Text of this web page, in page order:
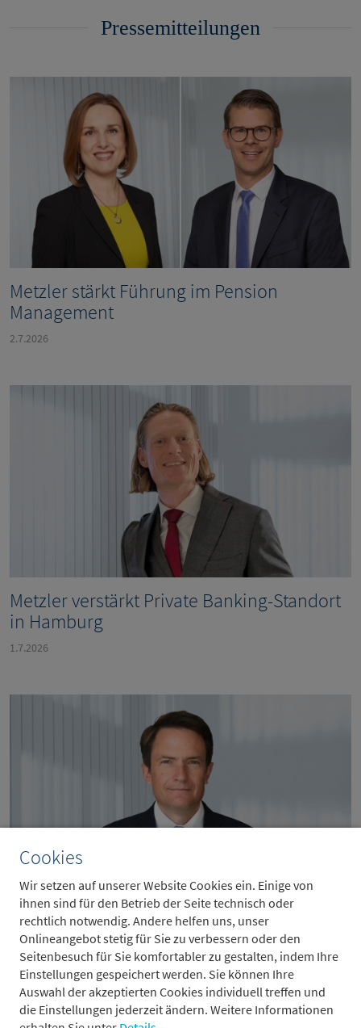
Cookies
Wir setzen auf unserer Website Cookies ein. Einige von
ihnen sind für den Betrieb der Seite technisch oder
rechtlich notwendig. Andere helfen uns, unser
Onlineangebot stetig für Sie zu verbessern oder den
Seitenbesuch für Sie komfortabler zu gestalten, indem Ihre
Einstellungen gespeichert werden. Sie können Ihre
Auswahl der akzeptierten Cookies individuell treffen und
die Einstellungen jederzeit ändern. Weitere Informationen
Pressemitteilungen
Metzler stärkt Führung im Pension
Management
2.7.2026
Metzler verstärkt Private Banking-Standort
in Hamburg
1.7.2026
M&A ist Japans Tor nach Europa
15.6.2026